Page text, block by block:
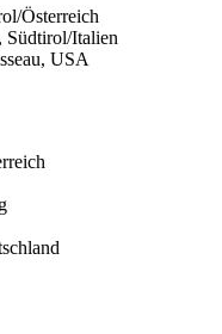
Österreich
Südtirol/Italien
USA